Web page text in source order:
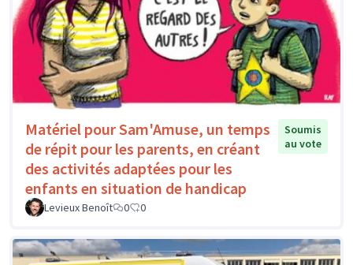
Matériel pour Sam'Amuse, un temps
de répit pour les parents, en créant
des activités adaptées pour les
enfants en situation de handicap
Soumis
au vote
Levieux Benoît 0 0